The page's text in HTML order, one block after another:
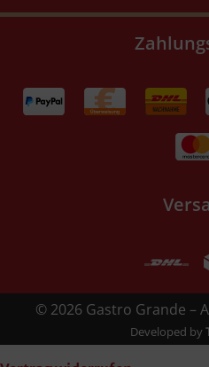
© 2026 Gastro Grande –
Developed by